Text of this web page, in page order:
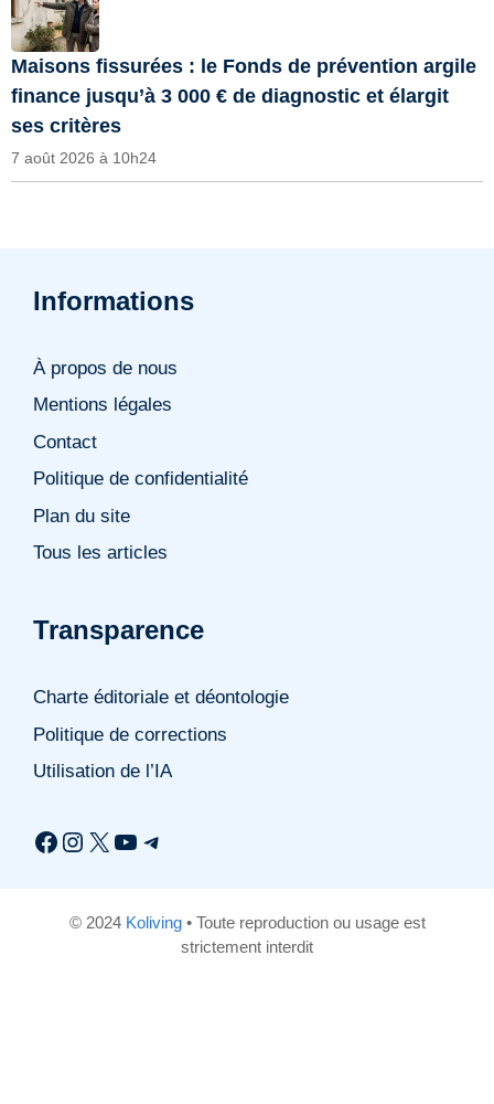
Maisons fissurées : le Fonds de prévention argile
finance jusqu’à 3 000 € de diagnostic et élargit
ses critères
7 août 2026 à 10h24
Informations
À propos de nous
Mentions légales
Contact
Politique de confidentialité
Plan du site
Tous les articles
Transparence
Charte éditoriale et déontologie
Politique de corrections
Utilisation de l’IA
Facebook
Instagram
X YouTube
Telegram
© 2024 Koliving• Toute reproduction ou usage est
strictement interdit